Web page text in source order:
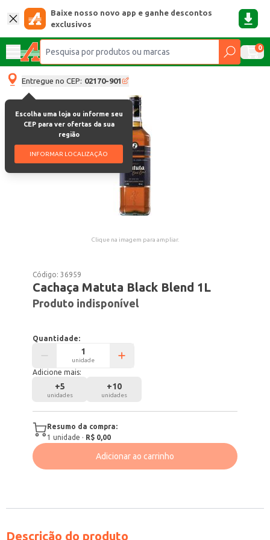
Baixe nosso novo app e ganhe descontos
exclusivos
0
Entregue no CEP: 02170-901
Escolha uma loja ou informe seu
CEP para ver ofertas da sua
região
INFORMAR LOCALIZAÇÃO
Clique na imagem para ampliar.
Código:36959
Cachaça Matuta Black Blend 1L
Produto indisponível
Quantidade:
unidade
Adicione mais:
+5
unidades
+10
unidades
Resumo da compra:
1 unidade · R$ 0,00
Adicionar ao carrinho
Descrição do produto